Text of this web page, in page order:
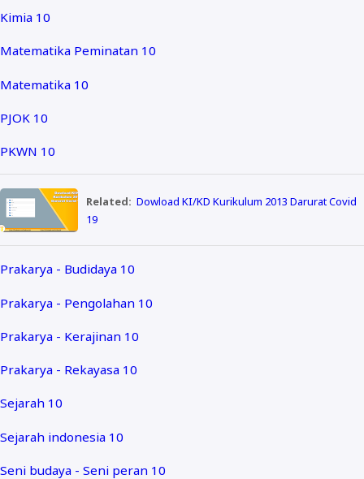
Kimia 10
Matematika Peminatan 10
Matematika 10
PJOK 10
PKWN 10
Related: Dowload KI/KD Kurikulum 2013 Darurat Covid
19
Prakarya - Budidaya 10
Prakarya - Pengolahan 10
Prakarya - Kerajinan 10
Prakarya - Rekayasa 10
Sejarah 10
Sejarah indonesia 10
Seni budaya - Seni peran 10